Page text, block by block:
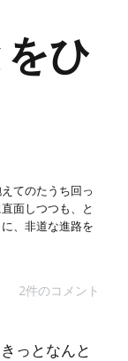
ひ
てのたうち回っ
面しつつも、と
、非道な進路を
2件のコメント
っとなんと